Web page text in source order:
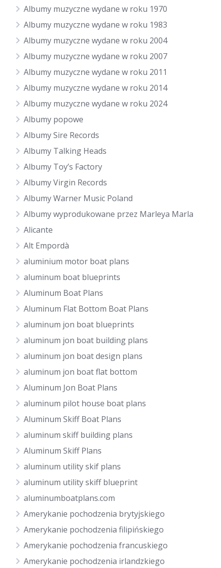
Albumy muzyczne wydane w roku 1970
Albumy muzyczne wydane w roku 1983
Albumy muzyczne wydane w roku 2004
Albumy muzyczne wydane w roku 2007
Albumy muzyczne wydane w roku 2011
Albumy muzyczne wydane w roku 2014
Albumy muzyczne wydane w roku 2024
Albumy popowe
Albumy Sire Records
Albumy Talking Heads
Albumy Toy’s Factory
Albumy Virgin Records
Albumy Warner Music Poland
Albumy wyprodukowane przez Marleya Marla
Alicante
Alt Empordà
aluminium motor boat plans
aluminum boat blueprints
Aluminum Boat Plans
Aluminum Flat Bottom Boat Plans
aluminum jon boat blueprints
aluminum jon boat building plans
aluminum jon boat design plans
aluminum jon boat flat bottom
Aluminum Jon Boat Plans
aluminum pilot house boat plans
Aluminum Skiff Boat Plans
aluminum skiff building plans
Aluminum Skiff Plans
aluminum utility skif plans
aluminum utility skiff blueprint
aluminumboatplans.com
Amerykanie pochodzenia brytyjskiego
Amerykanie pochodzenia filipińskiego
Amerykanie pochodzenia francuskiego
Amerykanie pochodzenia irlandzkiego